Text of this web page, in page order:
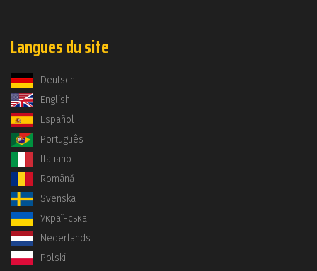
Langues du site
Deutsch
English
Español
Português
Italiano
Română
Svenska
Українська
Nederlands
Polski